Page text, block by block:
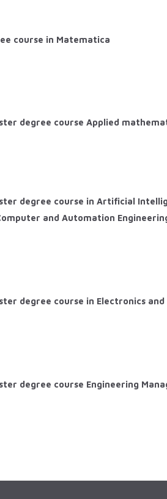
course in Matematica
degree course Applied
degree course in Artificial
and Automation
degree course in Electronics
degree course Engineering